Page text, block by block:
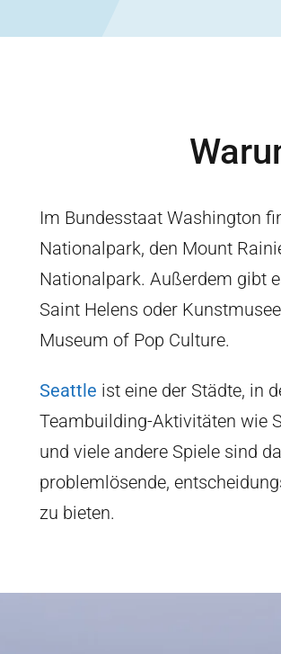
Im Bundesstaat Washington
Nationalpark, den Mount
Nationalpark. Außerdem gibt
Saint Helens oder
Museum of Pop Culture.
Seattle ist eine der Städte, in
Teambuilding-Aktivitäten wie
und viele andere Spiele sind
problemlösende,
zu bieten.